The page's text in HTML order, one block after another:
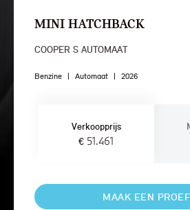
MINI HATCHBACK
COOPER S AUTOMAAT
Benzine | Automaat | 2026
Verkoopprijs
€ 51.461
MAAK EEN